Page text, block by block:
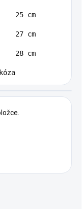
25 cm
27 cm
28 cm